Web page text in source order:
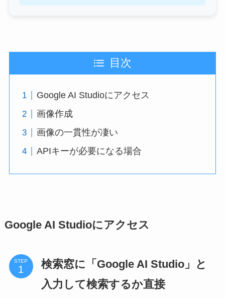
目次
Google AI Studioにアクセス
画像作成
画像の一貫性が凄い
APIキーが必要になる場合
Google AI Studioにアクセス
STEP
検索窓に「Google AI Studio」と
入力して検索するか直接